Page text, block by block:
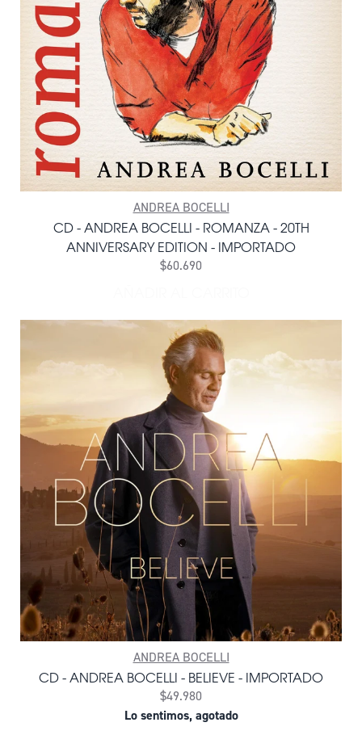
ANDREA BOCELLI
CD - ANDREA BOCELLI - ROMANZA - 20TH
ANNIVERSARY EDITION - IMPORTADO
$60.690
ANDREA BOCELLI
CD - ANDREA BOCELLI - BELIEVE - IMPORTADO
$49.980
Lo sentimos, agotado